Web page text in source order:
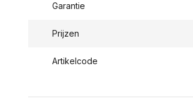
Garantie
Prijzen
Artikelcode